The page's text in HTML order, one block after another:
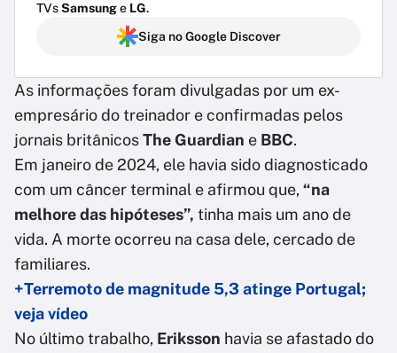
TVsSamsunge LG.
Siga no Google Discover
As informações foram divulgadas por um ex-
empresário do treinador e confirmadas pelos
jornais britânicosThe Guardian e BBC.
Em janeiro de 2024, ele havia sido diagnosticado
com um câncer terminal e afirmou que, “na
melhore das hipóteses”, tinha mais um ano de
vida. A morte ocorreu na casa dele, cercado de
familiares.
+Terremoto de magnitude 5,3 atinge Portugal;
veja vídeo
No último trabalho, Eriksson havia se afastado do